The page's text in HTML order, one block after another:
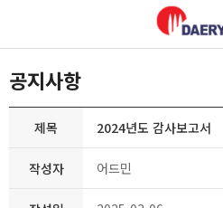
공지사항
제목 2024년도 감사보고서
작성자 어드민